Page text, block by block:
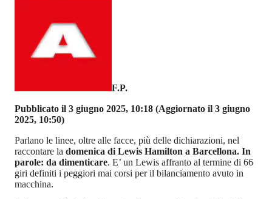
F.P.
Pubblicato il 3 giugno 2025, 10:18 (Aggiornato il 3 giugno
2025, 10:50)
Parlano le linee, oltre alle facce, più delle dichiarazioni, nel
raccontare la domenica di Lewis Hamilton a Barcellona. In
parole: da dimenticare. E’ un Lewis affranto al termine di 66
giri definiti i peggiori mai corsi per il bilanciamento avuto in
macchina.